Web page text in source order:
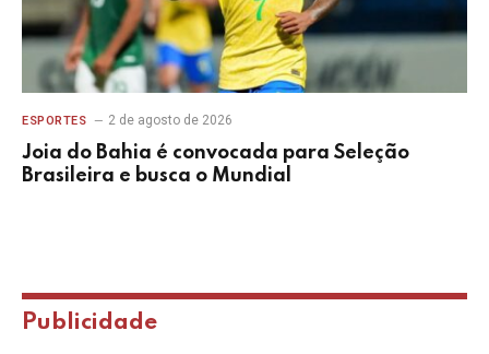
ESPORTES 2 de agosto de 2026
Joia do Bahia é convocada para Seleção
Brasileira e busca o Mundial
Publicidade